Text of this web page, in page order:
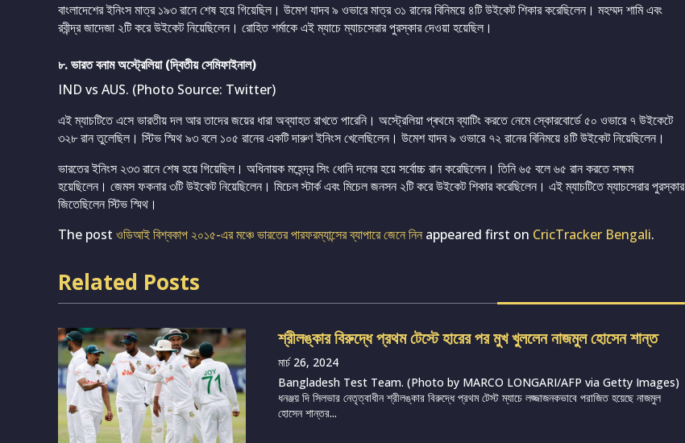
বাংলাদেশের ইনিংস মাত্র ১৯৩ রানে শেষ হয়ে গিয়েছিল। উমেশ যাদব ৯ ওভারে মাত্র ৩১ রানের বিনিময়ে ৪টি উইকেট শিকার করেছিলেন। মহম্মদ শামি এবং
রবীন্দ্র জাদেজা ২টি করে উইকেট নিয়েছিলেন। রোহিত শর্মাকে এই ম্যাচে ম্যাচসেরার পুরস্কার দেওয়া হয়েছিল।
৮. ভারত বনাম অস্ট্রেলিয়া (দ্বিতীয় সেমিফাইনাল)
IND vs AUS. (Photo Source: Twitter)
এই ম্যাচটিতে এসে ভারতীয় দল আর তাদের জয়ের ধারা অব্যাহত রাখতে পারেনি। অস্ট্রেলিয়া প্ৰথমে ব্যাটিং করতে নেমে স্কোরবোর্ডে ৫০ ওভারে ৭ উইকেটে
৩২৮ রান তুলেছিল। স্টিভ স্মিথ ৯৩ বলে ১০৫ রানের একটি দারুণ ইনিংস খেলেছিলেন। উমেশ যাদব ৯ ওভারে ৭২ রানের বিনিময়ে ৪টি উইকেট নিয়েছিলেন।
ভারতের ইনিংস ২৩৩ রানে শেষ হয়ে গিয়েছিল। অধিনায়ক মহেন্দ্র সিং ধোনি দলের হয়ে সর্বোচ্চ রান করেছিলেন। তিনি ৬৫ বলে ৬৫ রান করতে সক্ষম
হয়েছিলেন। জেমস ফকনার ৩টি উইকেট নিয়েছিলেন। মিচেল স্টার্ক এবং মিচেল জনসন ২টি করে উইকেট শিকার করেছিলেন। এই ম্যাচটিতে ম্যাচসেরার পুরস্কার
জিতেছিলেন স্টিভ স্মিথ।
The post ওডিআই বিশ্বকাপ ২০১৫-এর মঞ্চে ভারতের পারফরম্যান্সের ব্যাপারে জেনে নিন appeared first on CricTracker Bengali.
Related Posts
শ্রীলঙ্কার বিরুদ্ধে প্রথম টেস্টে হারের পর মুখ খুললেন নাজমুল হোসেন শান্ত
মার্চ 26, 2024
Bangladesh Test Team. (Photo by MARCO LONGARI/AFP via Getty Images)
ধনঞ্জয় দি সিলভার নেতৃত্বাধীন শ্রীলঙ্কার বিরুদ্ধে প্রথম টেস্ট ম্যাচে লজ্জাজনকভাবে পরাজিত হয়েছে নাজমুল
হোসেন শান্তর...